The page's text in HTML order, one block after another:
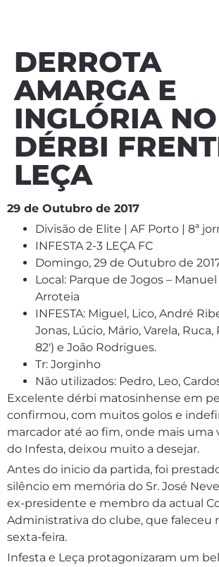
DERROTA
AMARGA E
INGLÓRIA NO
DÉRBI
LEÇA
29 de Outubro de 2017
Divisão de Elite | AF Porto | 8ª
INFESTA 2-3 LEÇA FC
Domingo, 29 de Outubro de
Local: Parque de Jogos –
Arroteia
INFESTA: Miguel, Lico, André
Jonas, Lúcio, Mário, Varela,
82′) e João Rodrigues.
Tr: Jorginho
Não utilizados: Pedro, Leo,
Excelente dérbi matosinhense em
confirmou, com muitos golos e
marcador até ao fim, onde mais uma
do Infesta, deixou muito a desejar.
Antes do inicio da partida, foi
silêncio em memória do Sr. José
ex-presidente e membro da actual
Administrativa do clube, que faleceu
sexta-feira.
Infesta e Leça protagonizaram um